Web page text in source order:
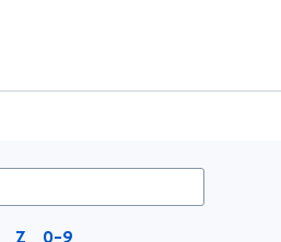
Z 0-9